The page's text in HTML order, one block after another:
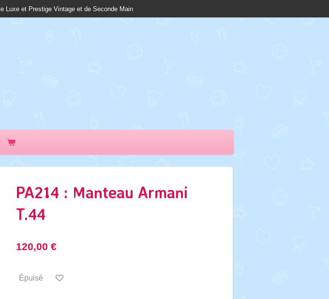
Luxe et Prestige Vintage et de Seconde Main
PA214 : Manteau Armani
T.44
120,00 €
Épuisé